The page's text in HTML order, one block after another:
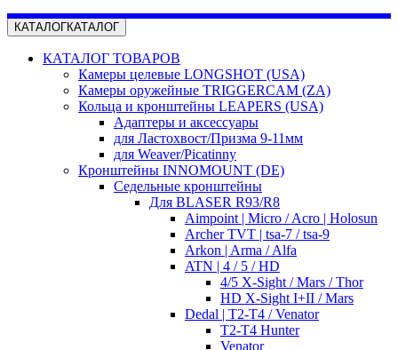
КАТАЛОГКАТАЛОГ
КАТАЛОГ ТОВАРОВ
Камеры целевые LONGSHOT (USA)
Камеры оружейные TRIGGERCAM (ZA)
Кольца и кронштейны LEAPERS (USA)
Адаптеры и аксессуары
для Ластохвост/Призма 9-11мм
для Weaver/Picatinny
Кронштейны INNOMOUNT (DE)
Седельные кронштейны
Для BLASER R93/R8
Aimpoint | Micro / Acro | Holosun
Archer TVT | tsa-7 / tsa-9
Arkon | Arma / Alfa
ATN | 4 / 5 / HD
4/5 X-Sight / Mars / Thor
HD X-Sight I+II / Mars
Dedal | T2-T4 / Venator
T2-T4 Hunter
Venator